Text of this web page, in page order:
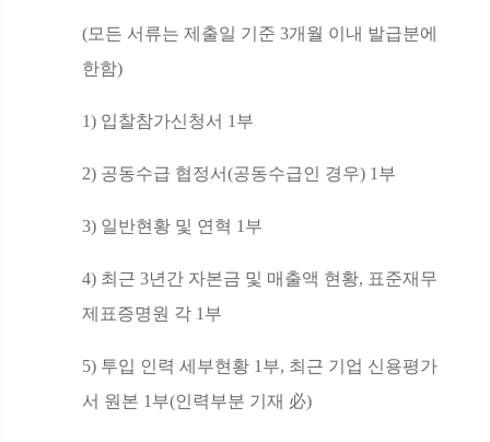
(모든 서류는 제출일 기준 3개월 이내 발급분에
한함)
1) 입찰참가신청서 1 부
2) 공동수급 협정서(공동수급인 경우) 1 부
3) 일반현황 및 연혁 1 부
4) 최근 3년간 자본금 및 매출액 현황, 표준재무
제표증명원 각 1 부
5) 투입 인력 세부현황 1 부, 최근 기업 신용평가
서 원본 1 부(인력부분 기재 必)